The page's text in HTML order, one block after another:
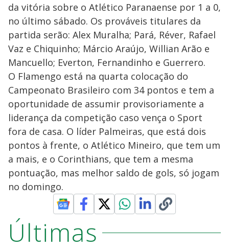
da vitória sobre o Atlético Paranaense por 1 a 0,
no último sábado. Os prováveis titulares da
partida serão: Alex Muralha; Pará, Réver, Rafael
Vaz e Chiquinho; Márcio Araújo, Willian Arão e
Mancuello; Everton, Fernandinho e Guerrero.
O Flamengo está na quarta colocação do
Campeonato Brasileiro com 34 pontos e tem a
oportunidade de assumir provisoriamente a
liderança da competição caso vença o Sport
fora de casa. O líder Palmeiras, que está dois
pontos à frente, o Atlético Mineiro, que tem um
a mais, e o Corinthians, que tem a mesma
pontuação, mas melhor saldo de gols, só jogam
no domingo.
Últimas